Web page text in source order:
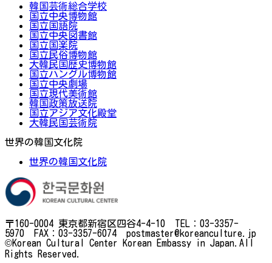
韓国芸術総合学校
国立中央博物館
国立国語院
国立中央図書館
国立国楽院
国立民俗博物館
大韓民国歴史博物館
国立ハングル博物館
国立中央劇場
国立現代美術館
韓国政策放送院
国立アジア文化殿堂
大韓民国芸術院
世界の韓国文化院
世界の韓国文化院
〒160-0004 東京都新宿区四谷4-4-10 TEL：03-3357-
5970 FAX：03-3357-6074 postmaster@koreanculture.jp
©Korean Cultural Center Korean Embassy in Japan.All
Rights Reserved.